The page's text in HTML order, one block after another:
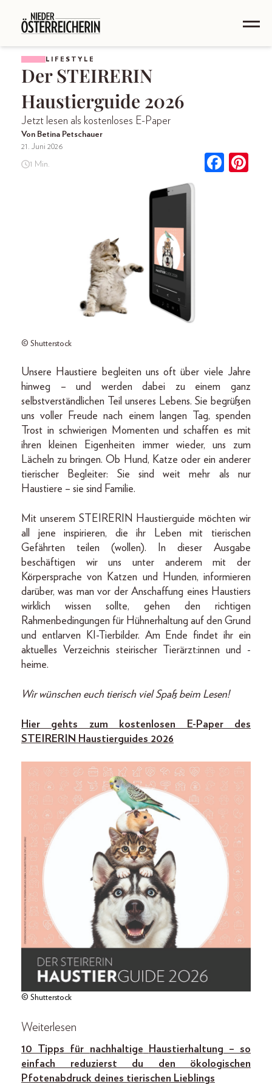
LIFESTYLE
Der STEIRERIN
Haustierguide 2026
Jetzt lesen als kostenloses E-Paper
Von Betina Petschauer
21. Juni 2026
1 Min.
© Shutterstock
Unsere Haustiere begleiten uns oft über viele Jahre
hinweg – und werden dabei zu einem ganz
selbstverständlichen Teil unseres Lebens. Sie begrüßen
uns voller Freude nach einem langen Tag, spenden
Trost in schwierigen Momenten und schaffen es mit
ihren kleinen Eigenheiten immer wieder, uns zum
Lächeln zu bringen. Ob Hund, Katze oder ein anderer
tierischer Begleiter: Sie sind weit mehr als nur
Haustiere – sie sind Familie.
Mit unserem STEIRERIN Haustierguide möchten wir
all jene inspirieren, die ihr Leben mit tierischen
Gefährten teilen (wollen). In dieser Ausgabe
beschäftigen wir uns unter anderem mit der
Körpersprache von Katzen und Hunden, informieren
darüber, was man vor der Anschaffung eines Haustiers
wirklich wissen sollte, gehen den richtigen
Rahmenbedingungen für Hühnerhaltung auf den Grund
und entlarven KI-Tierbilder. Am Ende findet ihr ein
aktuelles Verzeichnis steirischer Tierärzt:innen und -
heime.
Wir wünschen euch tierisch viel Spaß beim Lesen!
Hier gehts zum kostenlosen E-Paper des
STEIRERIN Haustierguides 2026
© Shutterstock
Weiterlesen
10 Tipps für nachhaltige Haustierhaltung – so
einfach reduzierst du den ökologischen
Pfotenabdruck deines tierischen Lieblings